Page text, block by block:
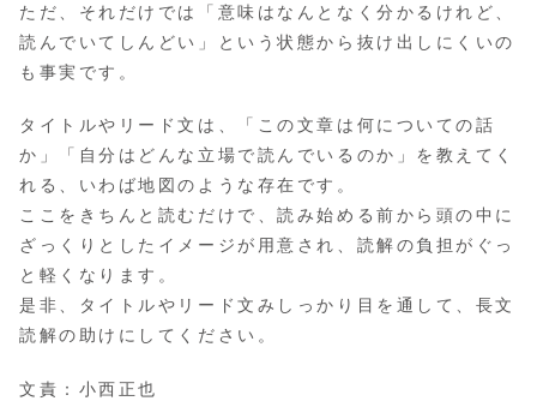
ただ、それだけでは「意味はなんとなく分かるけれど、
読んでいてしんどい」という状態から抜け出しにくいの
も事実です。
タイトルやリード文は、「この文章は何についての話
か」「自分はどんな立場で読んでいるのか」を教えてく
れる、いわば地図のような存在です。
ここをきちんと読むだけで、読み始める前から頭の中に
ざっくりとしたイメージが用意され、読解の負担がぐっ
と軽くなります。
是非、タイトルやリード文みしっかり目を通して、長文
読解の助けにしてください。
文責：小西正也